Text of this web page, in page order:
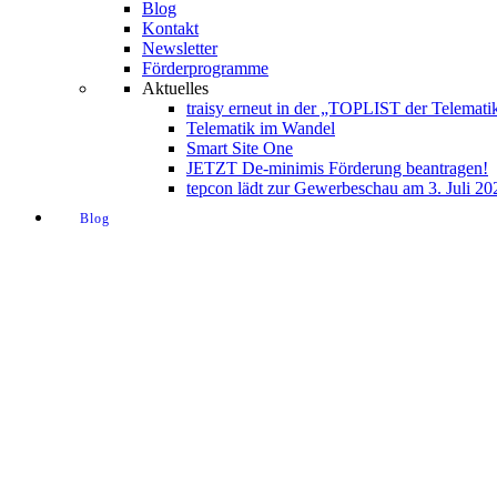
Blog
Kontakt
Newsletter
Förderprogramme
Aktuelles
traisy erneut in der „TOPLIST der
Telematik im Wandel
Smart Site One
JETZT De-minimis Förderung beantragen!
tepcon lädt zur Gewerbeschau am 3. Juli
Blog